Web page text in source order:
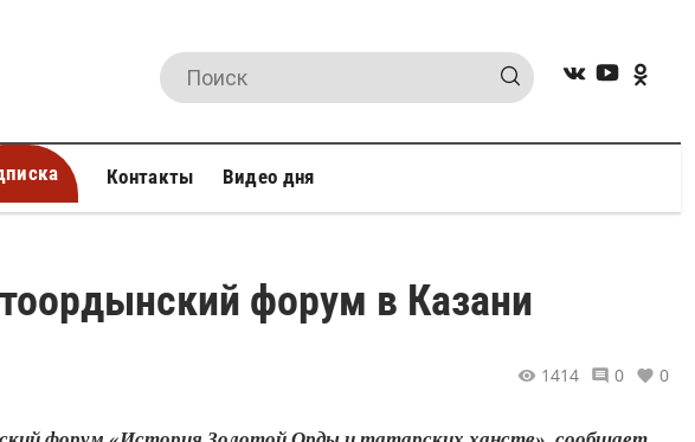
Контакты Видео дня
форум в Казани
1414 0 0